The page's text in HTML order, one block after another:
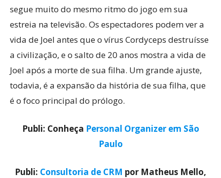
segue muito do mesmo ritmo do jogo em sua
estreia na televisão. Os espectadores podem ver a
vida de Joel antes que o vírus Cordyceps destruísse
a civilização, e o salto de 20 anos mostra a vida de
Joel após a morte de sua filha. Um grande ajuste,
todavia, é a expansão da história de sua filha, que
é o foco principal do prólogo.
Publi: Conheça Personal Organizer em São
Paulo
Publi: Consultoria de CRM por Matheus Mello,